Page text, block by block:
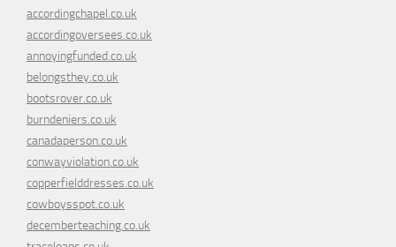
accordingchapel.co.uk
accordingoversees.co.uk
annoyingfunded.co.uk
belongsthey.co.uk
bootsrover.co.uk
burndeniers.co.uk
canadaperson.co.uk
conwayviolation.co.uk
copperfielddresses.co.uk
cowboysspot.co.uk
decemberteaching.co.uk